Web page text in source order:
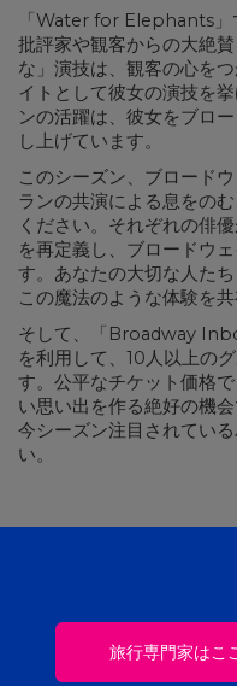
「Water for Elephants」
批評家や観客からの大絶
な」演技は、観客の心を
イトとして彼女の演技を
ンの活躍は、彼女をブロ
し上げています。
このシーズン、ブロード
ランの共演による息をの
ください。それぞれの俳
を再定義し、ブロードウ
す。あなたの大切な人た
この魔法のような体験を共
そして、「Broadway
を利用して、10人以上の
す。公平なチケット価格
い思い出を作る絶好の機
今シーズン注目されてい
い。
旅行専門家はこ